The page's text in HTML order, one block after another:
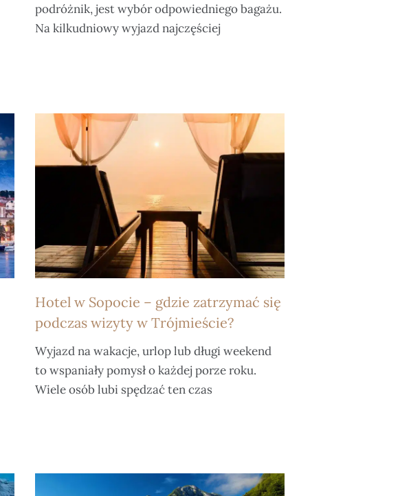
podróżnik, jest wybór odpowiedniego bagażu.
Na kilkudniowy wyjazd najczęściej
Hotel w Sopocie – gdzie zatrzymać się
podczas wizyty w Trójmieście?
Wyjazd na wakacje, urlop lub długi weekend
to wspaniały pomysł o każdej porze roku.
Wiele osób lubi spędzać ten czas